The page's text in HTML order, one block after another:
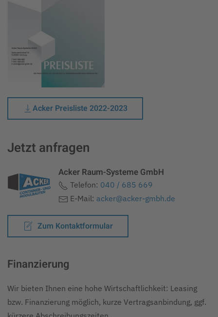
Acker Preisliste 2022-2023
Jetzt anfragen
Acker Raum-Systeme GmbH
Telefon: 040 / 685 669
E-Mail: acker@acker-gmbh.de
Zum Kontaktformular
Finanzierung
Wir bieten Ihnen eine hohe Wirtschaftlichkeit: Leasing
bzw. Finanzierung möglich, kurze Vertragsanbindung, ggf.